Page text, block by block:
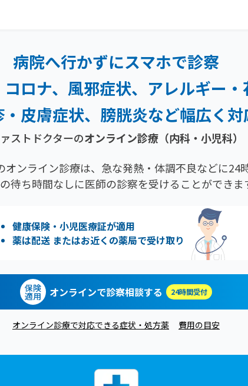
病院へ行かずにスマホで診察
ロナ、風邪症状、 アレルギー
皮膚症状、膀胱炎など幅広く対
ストドクターのオンライン診療（内科・小児科）
オンライン診療は、急な発熱・体調不良などに24
待ち時間なしに医師の診察を受けることができま
健康保険・小児医療証が適用
薬は配送 またはお近くの薬局で受け取り
保険
適用 オンラインで診察相談する 24時間受付
オンライン診療で対応できる症状・処方薬 費用の目安